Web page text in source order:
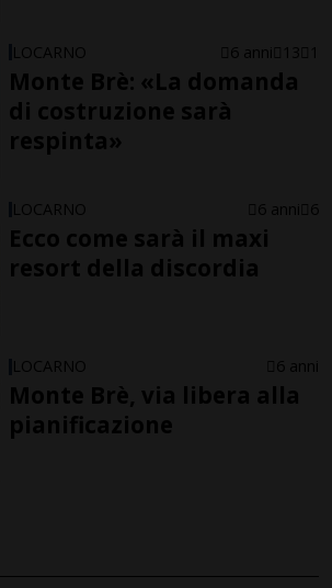
LOCARNO 6 anni 13 1
Monte Brè: «La domanda
di costruzione sarà
respinta»
LOCARNO 6 anni 6
Ecco come sarà il maxi
resort della discordia
LOCARNO 6 anni
Monte Brè, via libera alla
pianificazione